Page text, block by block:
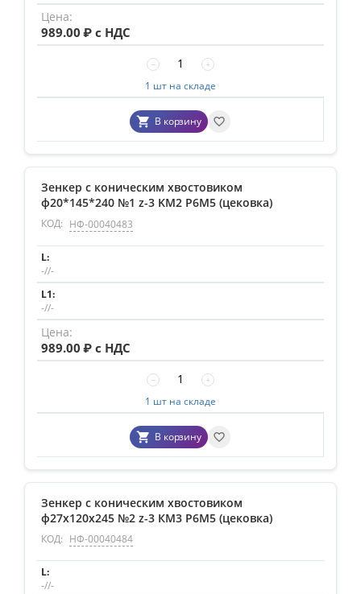
989.00 ₽ с НДС
+
−
1 шт на складе
В корзину
Зенкер с коническим хвостовиком
ф20*145*240 №1 z-3 KM2 Р6М5 (цековка)
КОД: НФ-00040483
-//-
-//-
989.00 ₽ с НДС
+
−
1 шт на складе
В корзину
Зенкер с коническим хвостовиком
ф27х120х245 №2 z-3 КМ3 Р6М5 (цековка)
КОД: НФ-00040484
-//-